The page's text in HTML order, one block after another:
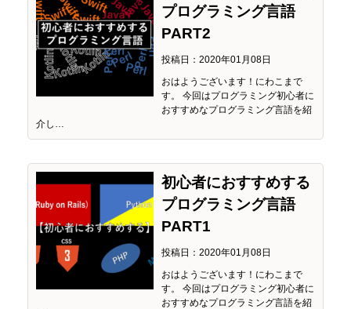
プログラミング言語
PART2
投稿日：2020年01月08日
おはようございます！にわこまで
す。 今回はプログラミング初心者に
おすすめなプログラミング言語を紹
介し…
初心者におすすめする
プログラミング言語
PART1
投稿日：2020年01月08日
おはようございます！にわこまで
す。 今回はプログラミング初心者に
おすすめなプログラミング言語を紹